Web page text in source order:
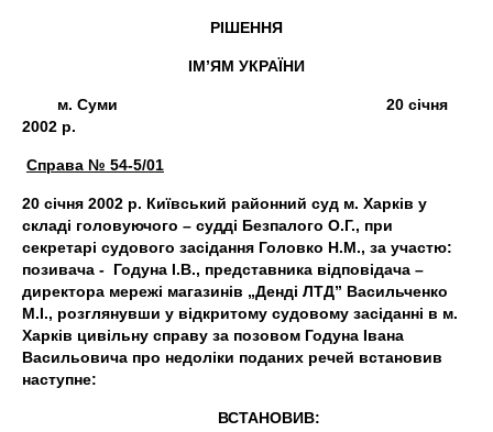
РІШЕННЯ
ІМ’ЯМ УКРАЇНИ
м. Суми 20 січня
2002 р.
Справа № 54-5/01
20 січня 2002 р. Київський районний суд м. Харків у
складі головуючого – судді Безпалого О.Г., при
секретарі судового засідання Головко Н.М., за участю:
позивача - Годуна І.В., представника відповідача –
директора мережі магазинів „Денді ЛТД” Васильченко
М.І., розглянувши у відкритому судовому засіданні в м.
Харків цивільну справу за позовом Годуна Івана
Васильовича про недоліки поданих речей встановив
наступне:
ВСТАНОВИВ: